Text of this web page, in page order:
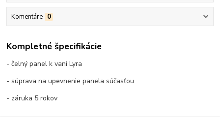
Komentáre 0
Kompletné špecifikácie
- čelný panel k vani Lyra
- súprava na upevnenie panela súčasťou
- záruka 5 rokov